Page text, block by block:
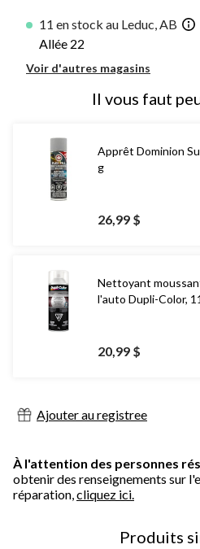
11 en stock au Leduc, AB
Allée 22
Voir d'autres magasins
Il vous faut
Apprêt Dominion
g
26,99 $
Nettoyant
l'auto Dupli-Color,
20,99 $
Ajouter au registree
À l'attention des personnes
obtenir des renseignements sur
réparation,cliquez ici.
Produits